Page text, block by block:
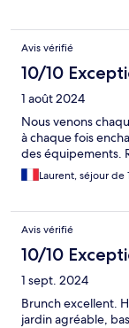
Avis vérifié
10/10
1 août 2024
Nous venons
à chaque fois
des équipements.
Laurent, séjour de
Avis vérifié
10/10
1 sept. 2024
Brunch excellent.
jardin agréable,